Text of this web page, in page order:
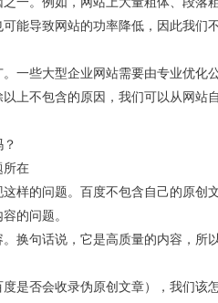
能导致网站的功率降低，因此我们
一些大型企业网站需要由专业优化
上不包含的原因，我们可以从网站
所在
样的问题。百度不包含自己的原创
的问题。
换句话说，它是高质量的内容，所
是否会收录伪原创文章），我们该